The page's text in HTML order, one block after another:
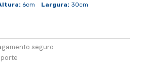
6cm Largura: 30cm
seguro